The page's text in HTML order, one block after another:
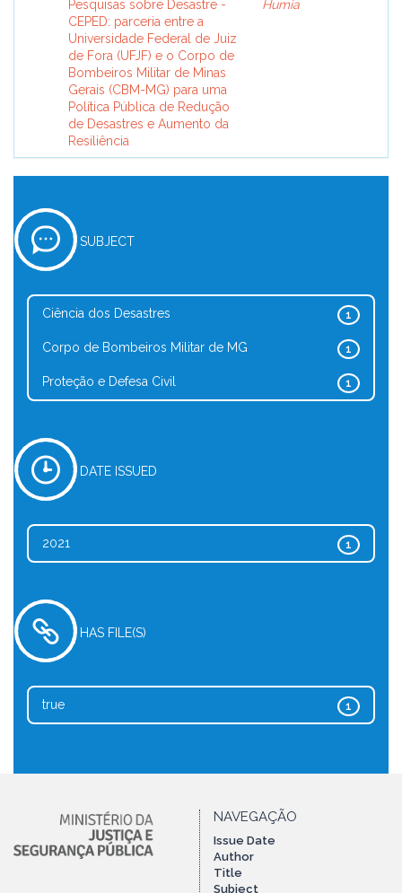
Pesquisas sobre Desastre -
CEPED: parceria entre a
Universidade Federal de Juiz
de Fora (UFJF) e o Corpo de
Bombeiros Militar de Minas
Gerais (CBM-MG) para uma
Política Pública de Redução
de Desastres e Aumento da
Resiliência
Humia
SUBJECT
1
Ciência dos Desastres
1
Corpo de Bombeiros Militar de MG
1
Proteção e Defesa Civil
DATE ISSUED
1
2021
HAS FILE(S)
1
true
NAVEGAÇÃO
Issue Date
Author
Title
Subject